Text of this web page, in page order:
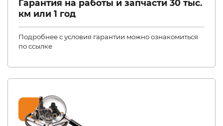
Гарантия на работы и запчасти 30 тыс.
км или 1 год
Подробнее с условия гарантии можно ознакомиться
по ссылке